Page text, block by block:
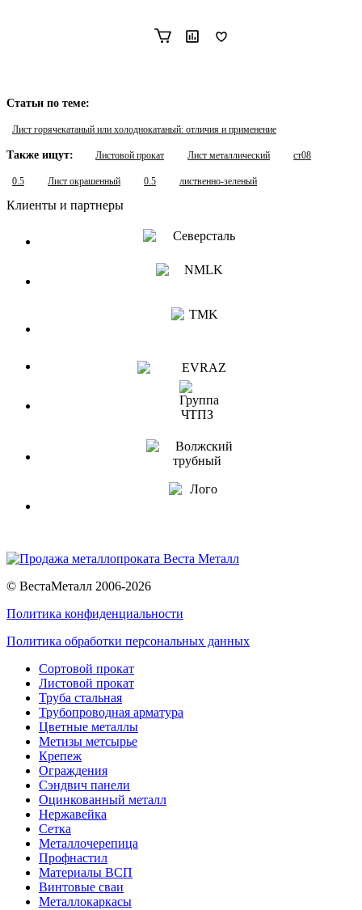
Статьи по теме:
Лист горячекатаный или холоднокатаный: отличия и применение
Также ищут: Листовой прокат Лист металлический ст08
0.5 Лист окрашенный 0.5 лиственно-зеленый
Клиенты и партнеры
© ВестаМеталл 2006-2026
Политика конфиденциальности
Политика обработки персональных данных
Сортовой прокат
Листовой прокат
Труба стальная
Трубопроводная арматура
Цветные металлы
Метизы метсырье
Крепеж
Ограждения
Сэндвич панели
Оцинкованный металл
Нержавейка
Сетка
Металлочерепица
Профнастил
Материалы ВСП
Винтовые сваи
Металлокаркасы